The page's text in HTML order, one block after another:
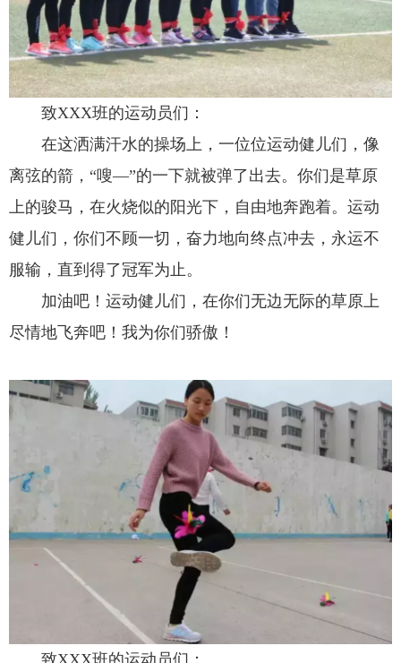
致XXX班的运动员们：
在这洒满汗水的操场上，一位位运动健儿们，像
离弦的箭，“嗖—”的一下就被弹了出去。你们是草原
上的骏马，在火烧似的阳光下，自由地奔跑着。运动
健儿们，你们不顾一切，奋力地向终点冲去，永运不
服输，直到得了冠军为止。
加油吧！运动健儿们，在你们无边无际的草原上
尽情地飞奔吧！我为你们骄傲！
致XXX班的运动员们：